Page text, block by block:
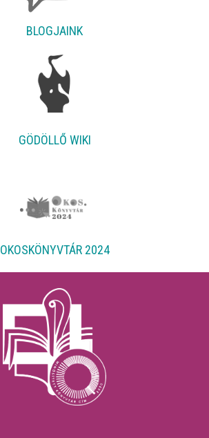
BLOGJAINK
GÖDÖLLŐ WIKI
OKOSKÖNYVTÁR 2024